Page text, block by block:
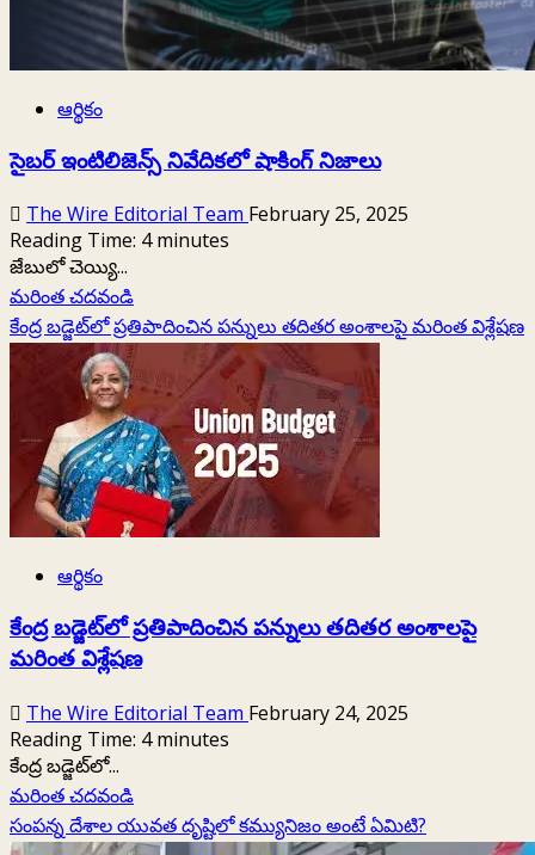
ఆర్థికం
సైబర్ ఇంటిలిజెన్స్ నివేదికలో షాకింగ్ నిజాలు
The Wire Editorial Team February 25, 2025
Reading Time: 4 minutes
జేబులో చెయ్యి...
మరింత చదవండిRead
more
about
సైబర్
ఇంటిలిజెన్స్
నివేదికలో
షాకింగ్
నిజాలు
కేంద్ర బడ్జెట్‌లో ప్రతిపాదించిన పన్నులు తదితర అంశాలపై మరింత విశ్లేషణ
ఆర్థికం
కేంద్ర బడ్జెట్‌లో ప్రతిపాదించిన పన్నులు తదితర అంశాలపై
మరింత విశ్లేషణ
The Wire Editorial Team February 24, 2025
Reading Time: 4 minutes
కేంద్ర బడ్జెట్‌లో...
మరింత చదవండిRead
more
about
సంపన్న దేశాల యువత దృష్టిలో కమ్యునిజం అంటే ఏమిటి?